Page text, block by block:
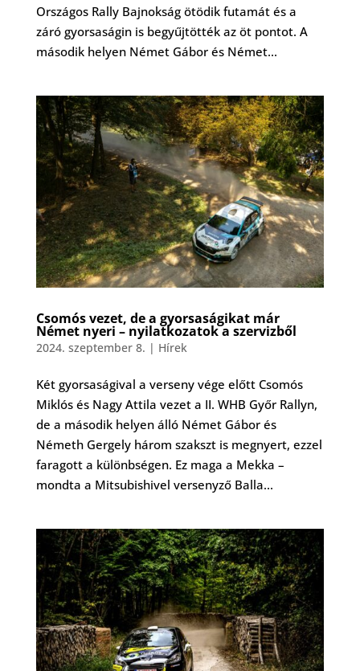
Országos Rally Bajnokság ötödik futamát és a
záró gyorsaságin is begyűjtötték az öt pontot. A
második helyen Német Gábor és Német...
Csomós vezet, de a gyorsaságikat már
Német nyeri – nyilatkozatok a szervizből
2024. szeptember 8. | Hírek
Két gyorsaságival a verseny vége előtt Csomós
Miklós és Nagy Attila vezet a II. WHB Győr Rallyn,
de a második helyen álló Német Gábor és
Németh Gergely három szakszt is megnyert, ezzel
faragott a különbségen. Ez maga a Mekka –
mondta a Mitsubishivel versenyző Balla...